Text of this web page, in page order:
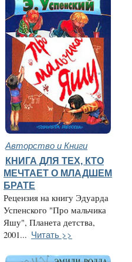
Авторство и Книги
КНИГА ДЛЯ ТЕХ, КТО
МЕЧТАЕТ О МЛАДШЕМ
БРАТЕ
Рецензия на книгу Эдуарда
Успенского "Про мальчика
Яшу", Планета детства,
2001... Читать >>